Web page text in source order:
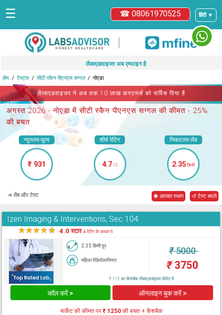
हिंदी ▼
☎ 08061970525
☰
|
लैब्सएडवाइजर अब एम्फाइन है
होम टेस्ट्स सीटी स्कैन पीएनएस सग्गल नोएडा
लैब्सएडवाइजर ने अब तक 10 लाख कस्टमर्स को सर्विस दिया है
अगस्त 2026 -नोएडा में सीटी स्कैन पीएनएस सग्गल की कीमत - 25%
की बचत
न्यूनतम मूल्य
₹ 931
शीर्ष रेटिंग
4.7/5
निकटतम लैब
2.35किमी
➜ लैब और टेस्ट ◉ आपका स्थान ↺ टेस्ट बदले
Izen Imaging & Interventions, Sec 104
★★★★★ 4.0 स्टार4 रेटिंग के आधार पे
2.35 किमी दूर
महिला रेडियोलाजिस्ट
₹5000
₹3750
₹ 112 का कैशबैक लैब्सएडवाइजर वॉलेट में
कॉल करें > ऑनलाइन बुक करें >
मार्केट की कीमत पर₹ 1250 की बचत + कैशबैक